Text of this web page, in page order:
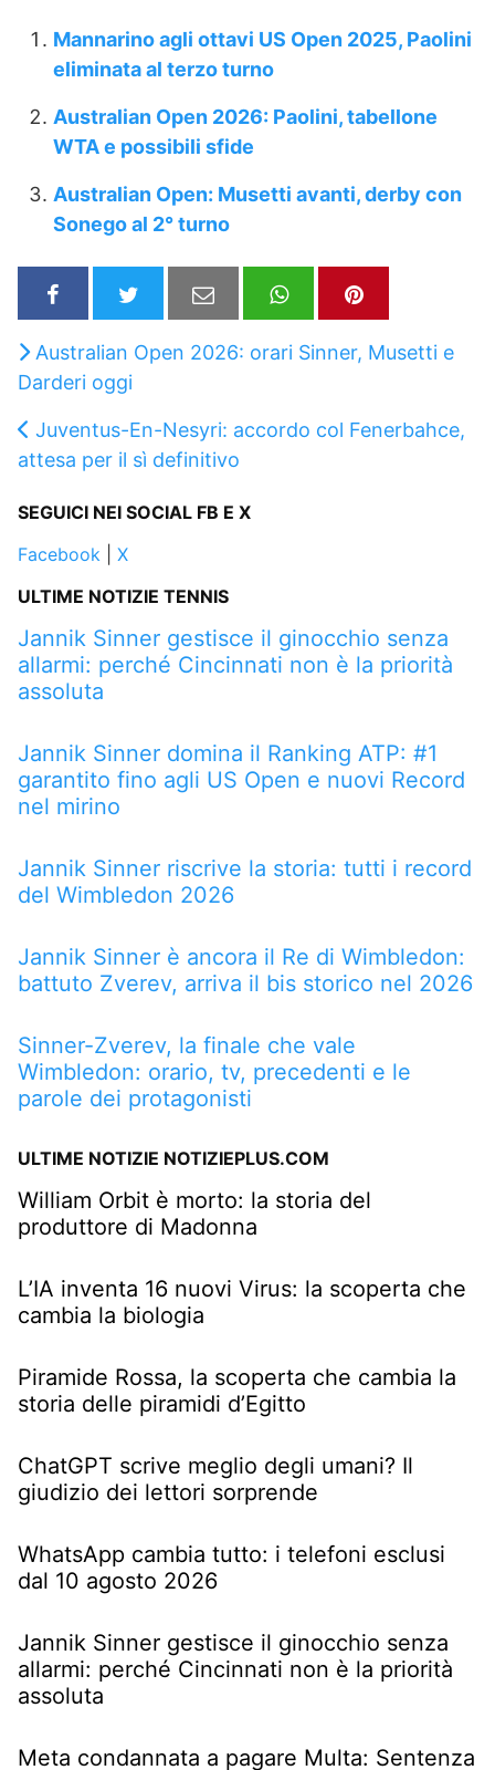
Mannarino agli ottavi US Open 2025, Paolini
eliminata al terzo turno
Australian Open 2026: Paolini, tabellone
WTA e possibili sfide
Australian Open: Musetti avanti, derby con
Sonego al 2° turno
Australian Open 2026: orari Sinner, Musetti e
Darderi oggi
Juventus-En-Nesyri: accordo col Fenerbahce,
attesa per il sì definitivo
SEGUICI NEI SOCIAL FB E X
Facebook
X
ULTIME NOTIZIE TENNIS
Jannik Sinner gestisce il ginocchio senza
allarmi: perché Cincinnati non è la priorità
assoluta
Jannik Sinner domina il Ranking ATP: #1
garantito fino agli US Open e nuovi Record
nel mirino
Jannik Sinner riscrive la storia: tutti i record
del Wimbledon 2026
Jannik Sinner è ancora il Re di Wimbledon:
battuto Zverev, arriva il bis storico nel 2026
Sinner-Zverev, la finale che vale
Wimbledon: orario, tv, precedenti e le
parole dei protagonisti
ULTIME NOTIZIE NOTIZIEPLUS.COM
William Orbit è morto: la storia del
produttore di Madonna
L’IA inventa 16 nuovi Virus: la scoperta che
cambia la biologia
Piramide Rossa, la scoperta che cambia la
storia delle piramidi d’Egitto
ChatGPT scrive meglio degli umani? Il
giudizio dei lettori sorprende
WhatsApp cambia tutto: i telefoni esclusi
dal 10 agosto 2026
Jannik Sinner gestisce il ginocchio senza
allarmi: perché Cincinnati non è la priorità
assoluta
Meta condannata a pagare Multa: Sentenza